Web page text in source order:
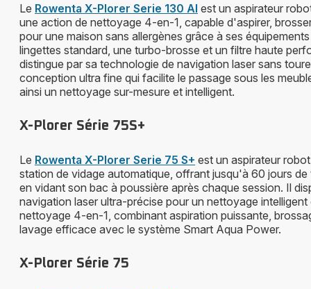
Le Rowenta X-Plorer Serie 130 AI est un aspirateur
une action de nettoyage 4-en-1, capable d'aspirer,
pour une maison sans allergènes grâce à ses
lingettes standard, une turbo-brosse et un filtre haute
distingue par sa technologie de navigation laser sans
conception ultra fine qui facilite le passage sous les
ainsi un nettoyage sur-mesure et intelligent.
X-Plorer Série 75S+
Le Rowenta X-Plorer Serie 75 S+ est un aspirateur
station de vidage automatique, offrant jusqu'à 60 jours de
en vidant son bac à poussière après chaque session. Il
navigation laser ultra-précise pour un nettoyage
nettoyage 4-en-1, combinant aspiration puissante,
lavage efficace avec le système Smart Aqua Power.
X-Plorer Série 75